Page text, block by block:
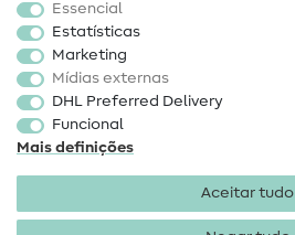
Tecidos
Acessórios de costura
Promoção
Essencial
Estatísticas
Marketing
Mídias externas
DHL Preferred Delivery
Funcional
Mais definições
Aceitar tudo